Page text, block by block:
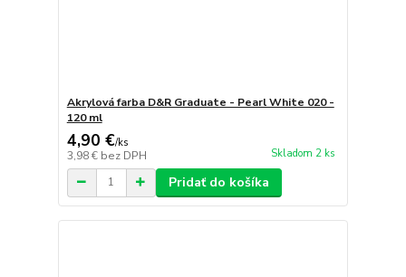
Akrylová farba D&R Graduate - Pearl White 020 -
120 ml
4,90 €/ks
3,98 € bez DPH Skladom 2 ks
Pridať do košíka